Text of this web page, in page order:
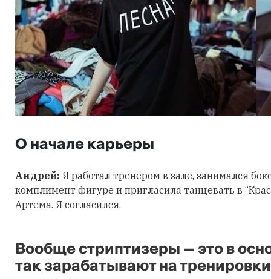
О начале карьеры
Андрей: Я работал тренером в зале, занимался
комплимент фигуре и пригласила танцевать в
Артема. Я согласился.
Вообще стриптизеры — это в
так зарабатывают на